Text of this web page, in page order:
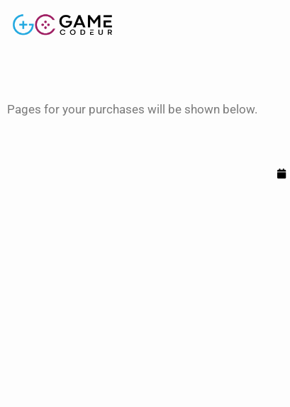
Pages for your purchases will be shown below.